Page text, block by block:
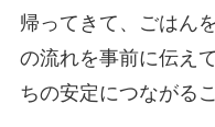
帰ってきて、ごはん
の流れを事前に伝え
ちの安定につながる